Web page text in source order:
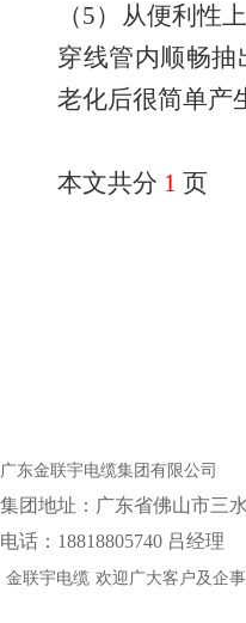
（5）从便利性
穿线管内顺畅
老化后很简单产
本文共分 1 页
广东金联宇电缆集团有限公司
集团地址：‌广东省佛山市三
电话：18818805740 吕经理
金联宇电缆 欢迎广大客户及企